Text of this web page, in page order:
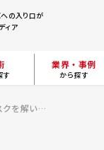
の入り口が
ィア
す
業界・事例
から探す
Auto-GPTを使って2値分類タスクを解いてみた